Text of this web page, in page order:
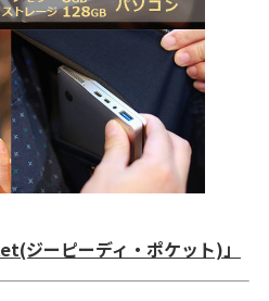
ジーピーディ・ポケット)」